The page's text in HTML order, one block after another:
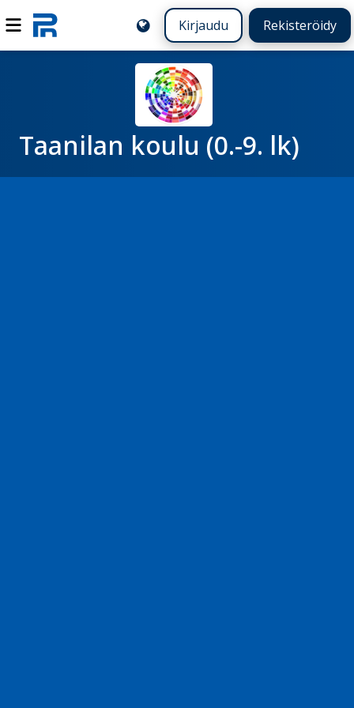
Kirjaudu Rekisteröidy
Taanilan koulu (0.-9. lk)